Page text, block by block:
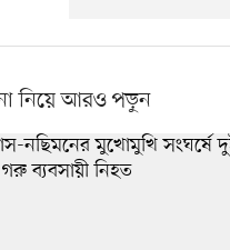
নিয়ে আরও পড়ুন